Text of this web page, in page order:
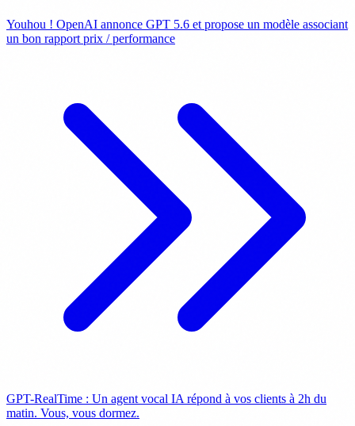
Youhou ! OpenAI annonce GPT 5.6 et propose un modèle associant
un bon rapport prix / performance
GPT-RealTime : Un agent vocal IA répond à vos clients à 2h du
matin. Vous, vous dormez.